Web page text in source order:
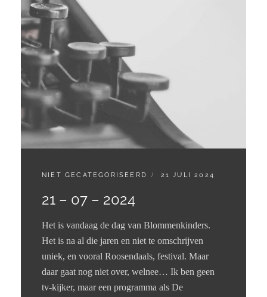
CATEGORIES:
NIET GECATEGORISEERD
GEPLAATST
21 JULI 2024
21 – 07 – 2024
Het is vandaag de dag van Blommenkinders.
Het is na al die jaren en niet te omschrijven
uniek, en vooral Roosendaals, festival. Maar
daar gaat nog niet over, welnee… Ik ben geen
tv-kijker, maar een programma als De